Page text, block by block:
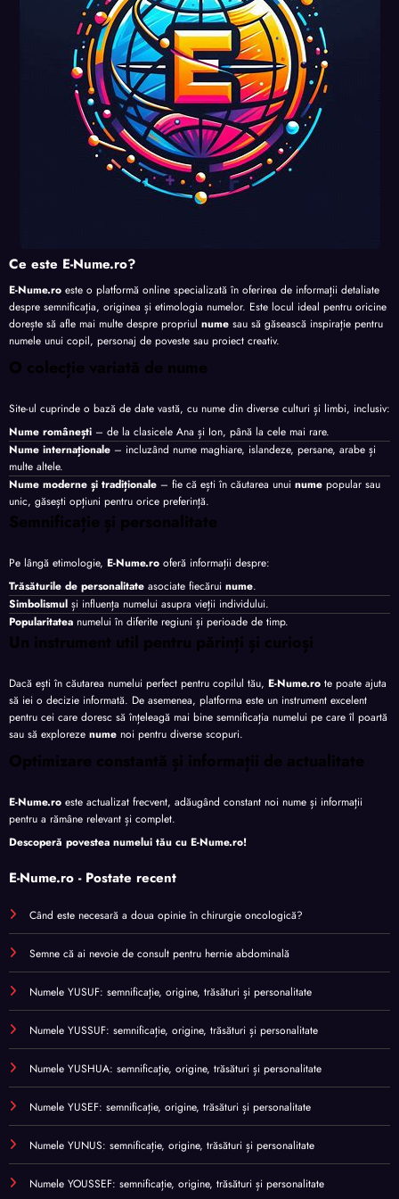
te
te
Ce este E-Nume.ro?
E-Nume.ro este o platformă online specializată în oferirea de informații detaliate
despre semnificația, originea și etimologia numelor. Este locul ideal pentru oricine
dorește să afle mai multe despre propriul nume sau să găsească inspirație pentru
numele unui copil, personaj de poveste sau proiect creativ.
O colecție variată de nume
Site-ul cuprinde o bază de date vastă, cu nume din diverse culturi și limbi, inclusiv:
Nume românești – de la clasicele Ana și Ion, până la cele mai rare.
Nume internaționale – incluzând nume maghiare, islandeze, persane, arabe și
multe altele.
Nume moderne și tradiționale – fie că ești în căutarea unui nume popular sau
unic, găsești opțiuni pentru orice preferință.
Semnificație și personalitate
Pe lângă etimologie, E-Nume.ro oferă informații despre:
Trăsăturile de personalitate asociate fiecărui nume.
Simbolismul și influența numelui asupra vieții individului.
Popularitatea numelui în diferite regiuni și perioade de timp.
Un instrument util pentru părinți și curioși
Dacă ești în căutarea numelui perfect pentru copilul tău, E-Nume.ro te poate ajuta
să iei o decizie informată. De asemenea, platforma este un instrument excelent
pentru cei care doresc să înțeleagă mai bine semnificația numelui pe care îl poartă
sau să exploreze nume noi pentru diverse scopuri.
Optimizare constantă și informații de actualitate
E-Nume.ro este actualizat frecvent, adăugând constant noi nume și informații
pentru a rămâne relevant și complet.
Descoperă povestea numelui tău cu E-Nume.ro!
E-Nume.ro - Postate recent
Când este necesară a doua opinie în chirurgie oncologică?
Semne că ai nevoie de consult pentru hernie abdominală
Numele YUSUF: semnificație, origine, trăsături și personalitate
Numele YUSSUF: semnificație, origine, trăsături și personalitate
Numele YUSHUA: semnificație, origine, trăsături și personalitate
Numele YUSEF: semnificație, origine, trăsături și personalitate
Numele YUNUS: semnificație, origine, trăsături și personalitate
Numele YOUSSEF: semnificație, origine, trăsături și personalitate